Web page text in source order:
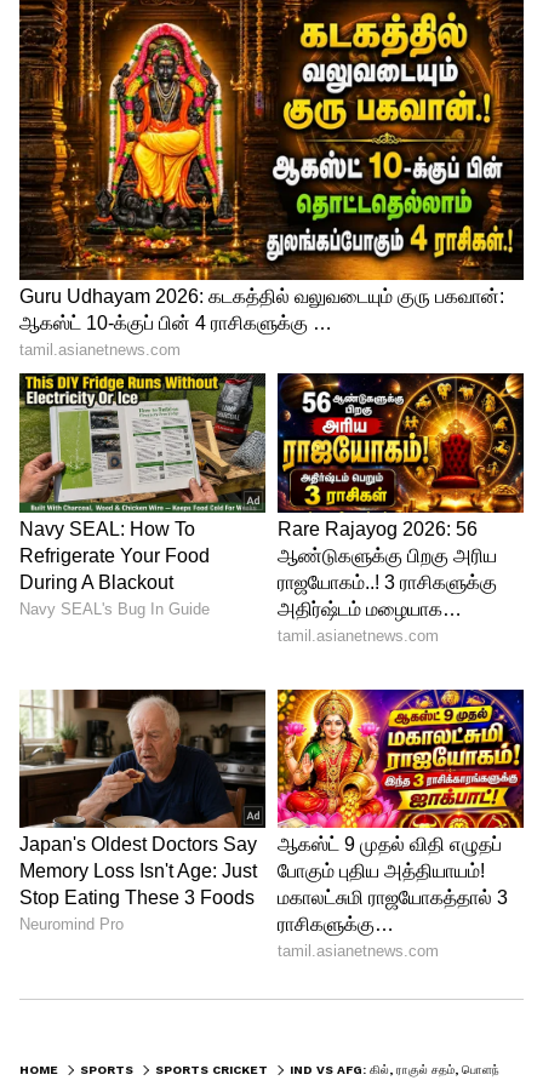
Image Credit :Getty
தனி நபராக போராடிய சலீட் சஃபி
இந்திய பேட்ஸ்மேன்களின் தாக்குதலுக்கு
மத்தியில், ஆப்கானிஸ்தான்
பந்துவீச்சாளர்களில் முகமது சலீம் சஃபி
மட்டுமே தனித்து பந்துவீசினார். அவர்
இந்திய அணியை அடுத்தடுத்துத் தாக்கி,
மொத்தம் ஆறு விக்கெட்டுகளை
வீழ்த்தினார். மற்ற பந்துவீச்சாளர்களால்
பெரிய தாக்கத்தை ஏற்படுத்த
முடியாவிட்டாலும், சஃபியின் செயல்பாடு
ஆப்கானிஸ்தான் அணிக்கு ஓரளவு
நிம்மதியை அளித்தது. ரஹ்மான் ஷரிஃபி
மற்றும் ஹஸ்மத்துல்லா ஷாஹிதி தலா ஒரு
விக்கெட்டை வீழ்த்தி, அணியின் மற்ற
பேட்ஸ்மேன்களின் ஆதிக்கத்திற்கு
முன்னால், ஆப்கானிஸ்தான் பந்துவீச்சுப்
படையால் பெரிய தாக்கத்தை ஏற்படுத்த
முடியவில்லை.
HOME SPORTS SPORTS CRICKET